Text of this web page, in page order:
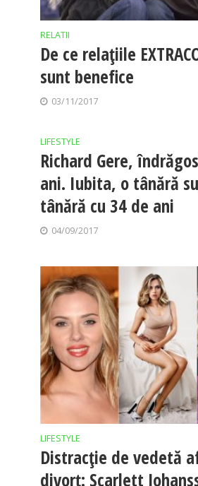
RELATII
De ce relațiile
sunt benefice
03/11/2017
LIFESTYLE
Richard Gere,
ani. Iubita, o tânără
tânără cu 34 de ani
04/09/2017
LIFESTYLE
Distracție de vedetă
divorț: Scarlett